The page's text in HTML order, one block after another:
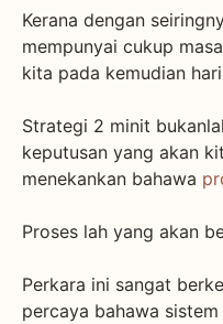
Kerana dengan
mempunyai cukup
kita pada kemudian
Strategi 2 minit
keputusan yang akan
menekankan bahawa
Proses lah yang akan
Perkara ini sangat
percaya bahawa